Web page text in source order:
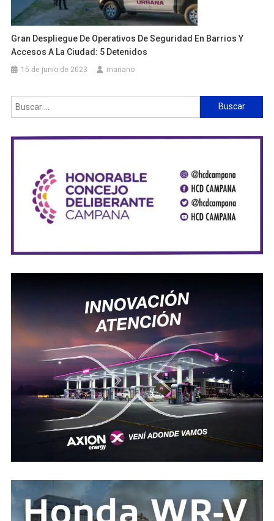
Gran Despliegue De Operativos De Seguridad En Barrios Y
Accesos A La Ciudad: 5 Detenidos
15 de junio de 2023 mariano
Buscar: